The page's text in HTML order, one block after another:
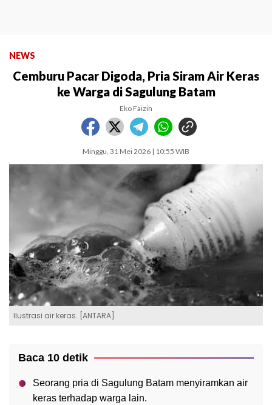
NEWS
Cemburu Pacar Digoda, Pria Siram Air Keras
ke Warga di Sagulung Batam
Eko Faizin
Minggu, 31 Mei 2026 | 10:55 WIB
Ilustrasi air keras. [ANTARA]
Baca 10 detik
Seorang pria di Sagulung Batam menyiramkan air
keras terhadap warga lain.